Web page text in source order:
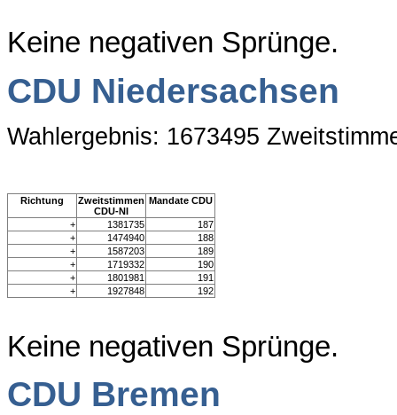
Keine negativen Sprünge.
CDU Niedersachsen
Wahlergebnis: 1673495
Richtung
Zweitstimmen
CDU-NI
Mandate CDU
+ 1381735
187
+
1474940
188
+
1587203
189
+
1719332
190
+
1801981
191
+
1927848 192
Keine negativen Sprünge.
CDU Bremen